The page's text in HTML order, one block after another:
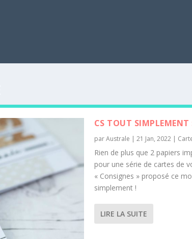
CS TOUT SIMPLEMENT
parAustrale | 21 Jan, 2022|
Rien de plus que 2 papiers
pour une série de cartes de
« Consignes » proposé ce
simplement !
LIRE LA SUITE